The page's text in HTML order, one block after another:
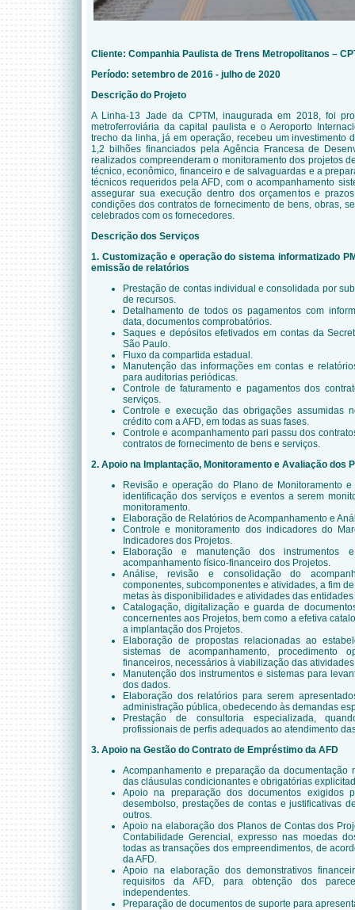
Cliente: Companhia Paulista de Trens Metropolitanos –
Período: setembro de 2016 - julho de 2020
Descrição do Projeto
A Linha-13 Jade da CPTM, inaugurada em 2018, foi
metroferroviária da capital paulista e o Aeroporto
trecho da linha, já em operação, recebeu um investimento
1,2 bilhões financiados pela Agência Francesa de
realizados compreenderam o monitoramento dos projetos
técnico, econômico, financeiro e de salvaguardas e a
técnicos requeridos pela AFD, com o acompanhamento
assegurar sua execução dentro dos orçamentos e
condições dos contratos de fornecimento de bens, obras,
celebrados com os fornecedores.
Descrição dos Serviços
1. Customização e operação do sistema informatizado
emissão de relatórios
Prestação de contas individual e consolidada por
de recursos.
Detalhamento de todos os pagamentos com
data, documentos comprobatórios.
Saques e depósitos efetivados em contas da
São Paulo.
Fluxo da compartida estadual.
Manutenção das informações em contas e
para auditorias periódicas.
Controle de faturamento e pagamentos dos
serviços.
Controle e execução das obrigações assumidas
crédito com a AFD, em todas as suas fases.
Controle e acompanhamento pari passu dos
contratos de fornecimento de bens e serviços.
2. Apoio na Implantação, Monitoramento e Avaliação dos
Revisão e operação do Plano de Monitoramento
identificação dos serviços e eventos a serem
monitoramento.
Elaboração de Relatórios de Acompanhamento e
Controle e monitoramento dos indicadores do
Indicadores dos Projetos.
Elaboração e manutenção dos
acompanhamento físico-financeiro dos Projetos.
Análise, revisão e consolidação do
componentes, subcomponentes e atividades, a fim
metas às disponibilidades e atividades das
Catalogação, digitalização e guarda de
concernentes aos Projetos, bem como a efetiva
a implantação dos Projetos.
Elaboração de propostas relacionadas ao
sistemas de acompanhamento, procedimento
financeiros, necessários à viabilização das
Manutenção dos instrumentos e sistemas para
dos dados.
Elaboração dos relatórios para serem
administração pública, obedecendo às demandas
Prestação de consultoria especializada,
profissionais de perfis adequados ao atendimento
3. Apoio na Gestão do Contrato de Empréstimo da AFD
Acompanhamento e preparação da documentação
das cláusulas condicionantes e obrigatórias
Apoio na preparação dos documentos exigidos
desembolso, prestações de contas e justificativas
outros.
Apoio na elaboração dos Planos de Contas dos
Contabilidade Gerencial, expresso nas moedas
todas as transações dos empreendimentos, de
da AFD.
Apoio na elaboração dos demonstrativos
requisitos da AFD, para obtenção dos
independentes.
Preparação de documentos de suporte para